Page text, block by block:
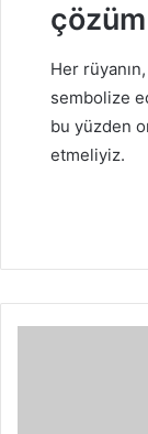
çözüm
Her
sembolize
bu yüzden
etmeliyiz.